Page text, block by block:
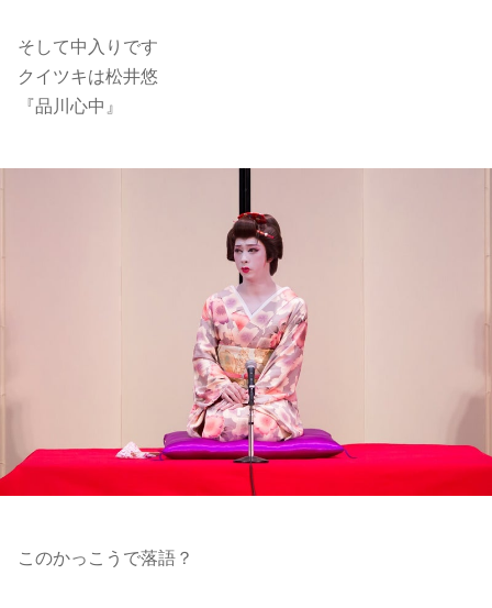
そして中入りです
クイツキは松井悠
『品川心中』
このかっこうで落語？